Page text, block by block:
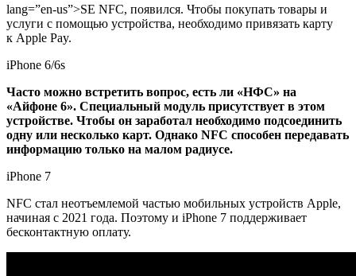
lang=”en-us”>SE NFC, появился. Чтобы покупать товары и
услуги с помощью устройства, необходимо привязать карту
к Apple Pay.
iPhone 6/6s
Часто можно встретить вопрос, есть ли «НФС» на
«Айфоне 6». Специальный модуль присутствует в этом
устройстве. Чтобы он заработал необходимо подсоединить
одну или несколько карт. Однако NFC способен передавать
информацию только на малом радиусе.
iPhone 7
NFC стал неотъемлемой частью мобильных устройств Apple,
начиная с 2021 года. Поэтому и iPhone 7 поддерживает
бесконтактную оплату.